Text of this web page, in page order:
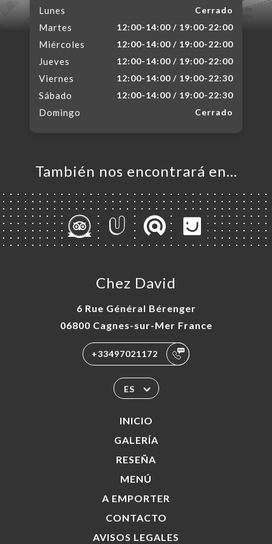
Lunes Cerrado
Martes 12:00-14:00 / 19:00-22:00
Miércoles 12:00-14:00 / 19:00-22:00
Jueves 12:00-14:00 / 19:00-22:00
Viernes 12:00-14:00 / 19:00-22:30
Sábado 12:00-14:00 / 19:00-22:30
Domingo Cerrado
También nos encontrará en…
Chez David
6 Rue Général Bérenger
06800 Cagnes-sur-Mer France
+33497021172
ES
INICIO
GALERÍA
RESEÑA
MENÚ
A EMPORTER
CONTACTO
AVISOS LEGALES